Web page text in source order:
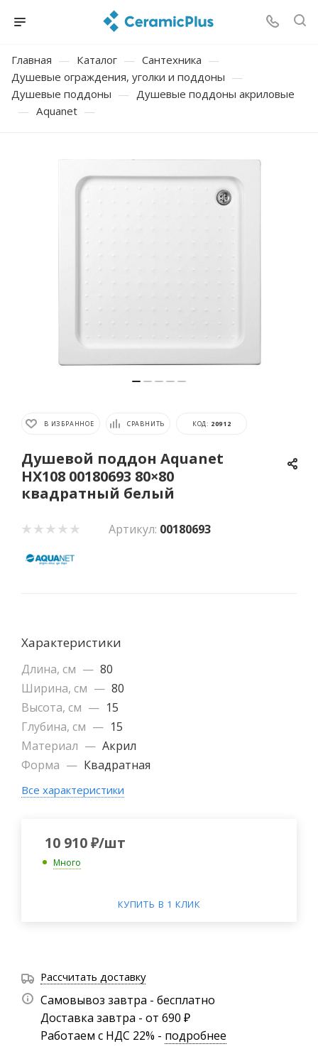
Главная — Каталог — Сантехника —
Душевые ограждения, уголки и поддоны —
Душевые поддоны — Душевые поддоны акриловые
— Aquanet —
В ИЗБРАННОЕ СРАВНИТЬ КОД: 20912
Душевой поддон Aquanet
НХ108 00180693 80×80
квадратный белый
Артикул: 00180693
Характеристики
Длина, см — 80
Ширина, см — 80
Высота, см — 15
Глубина, см — 15
Материал — Акрил
Форма — Квадратная
Все характеристики
10 910₽/шт
Много
КУПИТЬ В 1 КЛИК
Рассчитать доставку
Самовывоз завтра - бесплатно
Доставка завтра - от 690 ₽
Работаем с НДС 22% - подробнее